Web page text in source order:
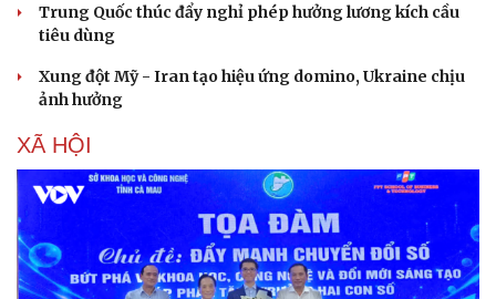
Trung Quốc thúc đẩy nghỉ phép hưởng lương kích cầu
tiêu dùng
Xung đột Mỹ - Iran tạo hiệu ứng domino, Ukraine chịu
ảnh hưởng
XÃ HỘI